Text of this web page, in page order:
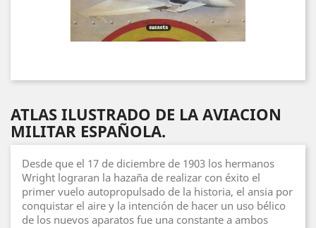
ATLAS ILUSTRADO DE LA AVIACION
MILITAR ESPAÑOLA.
Desde que el 17 de diciembre de 1903 los hermanos
Wright lograran la hazaña de realizar con éxito el
primer vuelo autopropulsado de la historia, el ansia por
conquistar el aire y la intención de hacer un uso bélico
de los nuevos aparatos fue una constante a ambos